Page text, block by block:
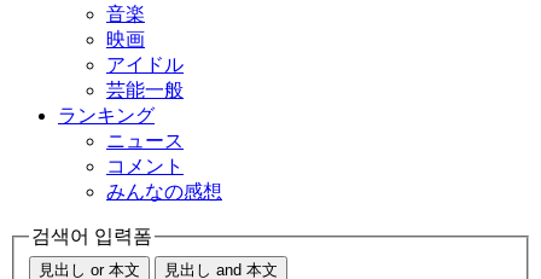
音楽
映画
アイドル
芸能一般
ランキング
ニュース
コメント
みんなの感想
검색어 입력폼
見出し or 本文 見出し and 本文